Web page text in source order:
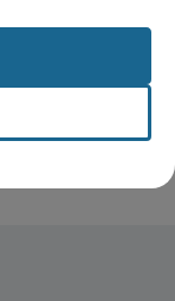
Philippe : le